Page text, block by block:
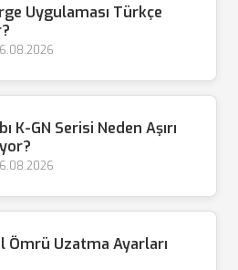
Uygulaması Türkçe
K-GN Serisi Neden Aşırı
Ömrü Uzatma Ayarları